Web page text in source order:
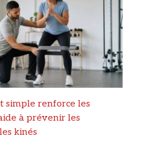
simple renforce les
à prévenir les
kinés